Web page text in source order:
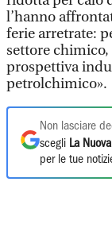
l’hanno
ferie arretrate:
settore
prospettiva
petrolchimico».
Non lasciare
scegli La
per le tue